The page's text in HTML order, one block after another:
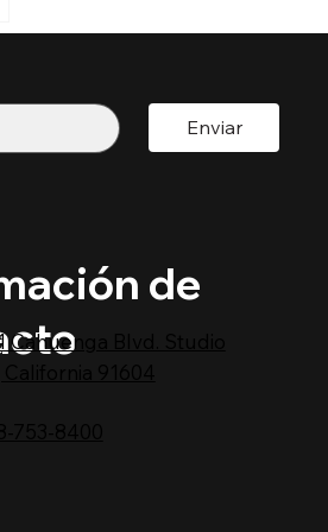
Enviar
de
Cahuenga Blvd. Studio